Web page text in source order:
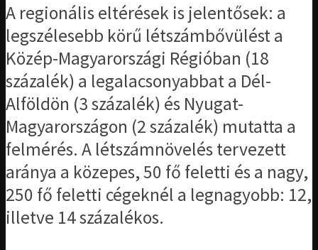
A regionális eltérések is jelentősek: a
legszélesebb körű létszámbővülést a
Közép-Magyarországi Régióban (18
százalék) a legalacsonyabbat a Dél-
Alföldön (3 százalék) és Nyugat-
Magyarországon (2 százalék) mutatta a
felmérés. A létszámnövelés tervezett
aránya a közepes, 50 fő feletti és a nagy,
250 fő feletti cégeknél a legnagyobb: 12,
illetve 14 százalékos.